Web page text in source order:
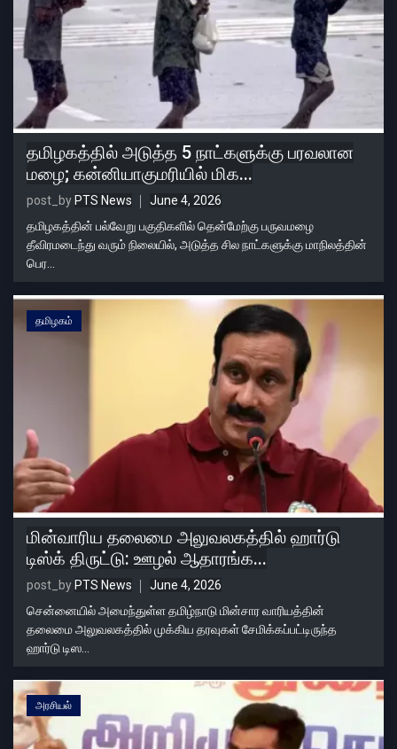
தமிழகத்தில் அடுத்த 5 நாட்களுக்கு பரவலான
மழை; கன்னியாகுமரியில் மிக...
post_by PTS News
June 4, 2026
தமிழகத்தின் பல்வேறு பகுதிகளில் தென்மேற்கு பருவமழை
தீவிரமடைந்து வரும் நிலையில், அடுத்த சில நாட்களுக்கு மாநிலத்தின்
பெர...
தமிழகம்
மின்வாரிய தலைமை அலுவலகத்தில் ஹார்டு
டிஸ்க் திருட்டு: ஊழல் ஆதாரங்க...
post_by PTS News
June 4, 2026
சென்னையில் அமைந்துள்ள தமிழ்நாடு மின்சார வாரியத்தின்
தலைமை அலுவலகத்தில் முக்கிய தரவுகள் சேமிக்கப்பட்டிருந்த
ஹார்டு டிஸ...
அரசியல்